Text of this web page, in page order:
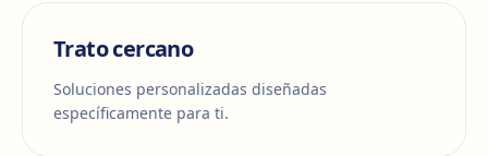
Trato cercano
Soluciones personalizadas diseñadas
específicamente para ti.